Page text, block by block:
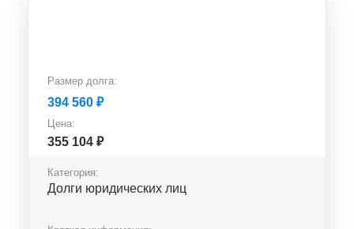
Размер долга:
394 560 ₽
Цена:
355 104 ₽
Категория:
Долги юридических лиц